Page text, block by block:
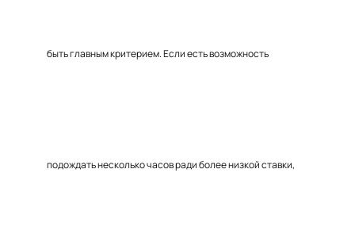
быть главным критерием. Если есть возможность
подождать несколько часов ради более низкой ставки,